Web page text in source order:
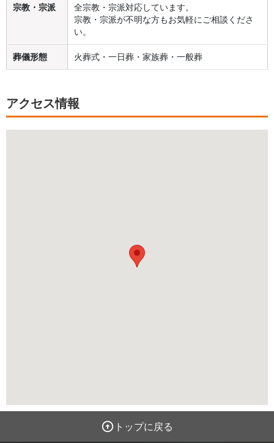
宗教・宗派
全宗教・宗派対応しています。
宗教・宗派が不明な方もお気軽にご相談くださ
い。
葬儀形態 火葬式・一日葬・家族葬・一般葬
アクセス情報
トップに戻る